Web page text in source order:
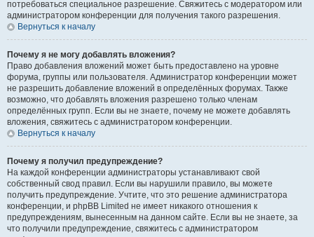
потребоваться специальное разрешение. Свяжитесь с модератором или
администратором конференции для получения такого разрешения.
Вернуться к началу
Почему я не могу добавлять вложения?
Право добавления вложений может быть предоставлено на уровне
форума, группы или пользователя. Администратор конференции может
не разрешить добавление вложений в определённых форумах. Также
возможно, что добавлять вложения разрешено только членам
определённых групп. Если вы не знаете, почему не можете добавлять
вложения, свяжитесь с администратором конференции.
Вернуться к началу
Почему я получил предупреждение?
На каждой конференции администраторы устанавливают свой
собственный свод правил. Если вы нарушили правило, вы можете
получить предупреждение. Учтите, что это решение администратора
конференции, и phpBB Limited не имеет никакого отношения к
предупреждениям, вынесенным на данном сайте. Если вы не знаете, за
что получили предупреждение, свяжитесь с администратором